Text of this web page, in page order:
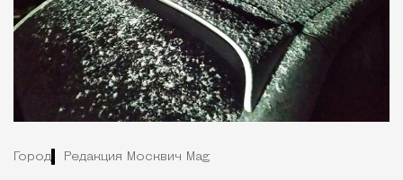
Город Редакция Москвич Mag